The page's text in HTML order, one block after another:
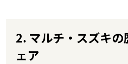
2. マルチ・スズキ
ェア